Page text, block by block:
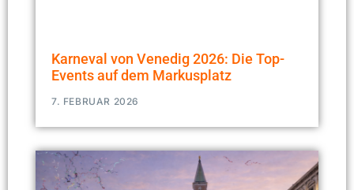
Karneval von Venedig 2026: Die Top-
Events auf dem Markusplatz
7. FEBRUAR 2026